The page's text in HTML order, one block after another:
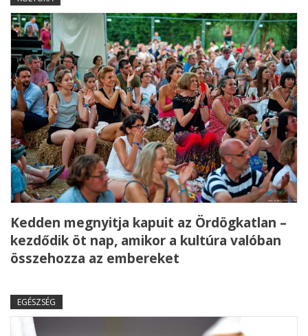
Kedden megnyitja kapuit az Ördögkatlan –
kezdődik öt nap, amikor a kultúra valóban
összehozza az embereket
EGÉSZSÉG